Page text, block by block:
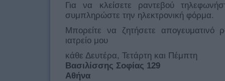
Για να κλείσετε ραντεβού
συμπληρώστε την ηλεκτρονική φόρμα.
Μπορείτε να ζητήσετε απογευματινό
ιατρείο μου
κάθε Δευτέρα, Τετάρτη και Πέμπτη
Βασιλίσσης Σοφίας 129
Αθήνα